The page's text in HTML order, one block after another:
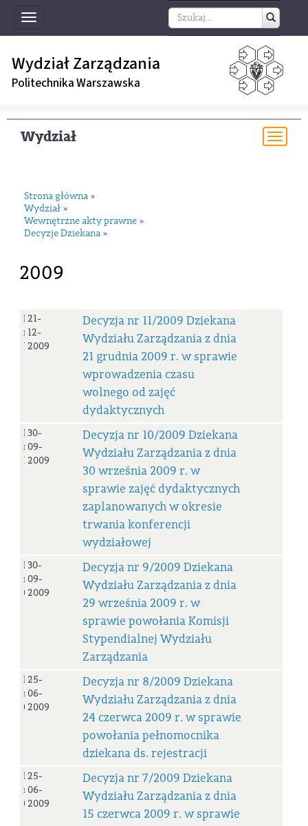
Toggle
navigation
Wydział Zarządzania
Politechnika Warszawska
Wydział
Strona główna »
Wydział »
Wewnętrzne akty prawne »
Decyzje Dziekana »
2009
Decyzja
nr
11/2009
21-
12-
2009
Decyzja nr 11/2009 Dziekana
Wydziału Zarządzania z dnia
21 grudnia 2009 r. w sprawie
wprowadzenia czasu
wolnego od zajęć
dydaktycznych
Decyzja
nr
10/2009
30-
09-
2009
Decyzja nr 10/2009 Dziekana
Wydziału Zarządzania z dnia
30 września 2009 r. w
sprawie zajęć dydaktycznych
zaplanowanych w okresie
trwania konferencji
wydziałowej
Decyzja
nr
09/2009
30-
09-
2009
Decyzja nr 9/2009 Dziekana
Wydziału Zarządzania z dnia
29 września 2009 r. w
sprawie powołania Komisji
Stypendialnej Wydziału
Zarządzania
Decyzja
nr
08/2009
25-
06-
2009
Decyzja nr 8/2009 Dziekana
Wydziału Zarządzania z dnia
24 czerwca 2009 r. w sprawie
powołania pełnomocnika
dziekana ds. rejestracji
Decyzja
nr
07/2009
25-
06-
2009
Decyzja nr 7/2009 Dziekana
Wydziału Zarządzania z dnia
15 czerwca 2009 r. w sprawie